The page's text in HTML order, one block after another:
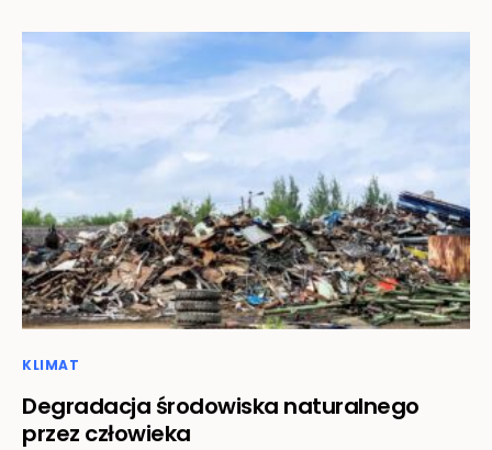
KLIMAT
Degradacja środowiska naturalnego
przez człowieka